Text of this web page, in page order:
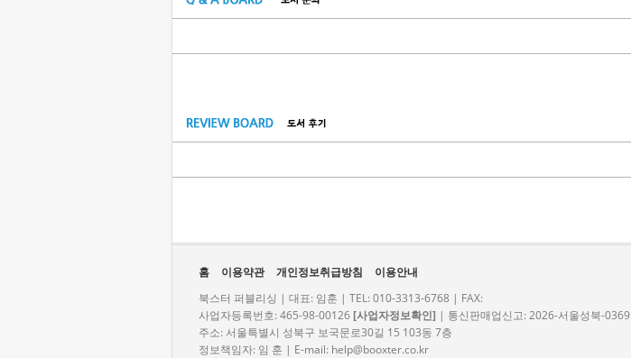
홈 이용약관 개인정보취급방침
이용안내
북스터 퍼블리싱 | 대표: 임훈 | TEL: 010-3313-6768 | FAX:
사업자등록번호: 465-98-00126 [사업자정보확인] | 통신판매업신고: 2026-서울성북-0369
주소: 서울특별시 성북구 보국문로30길 15 103동 7층
정보책임자: 임 훈 | E-mail: help@booxter.co.kr